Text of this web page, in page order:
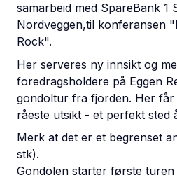
samarbeid med SpareBank 1
Nordveggen,til konferansen
Rock".
Her serveres ny innsikt og
foredragsholdere på Eggen
gondoltur fra fjorden. Her får
råeste utsikt - et perfekt sted
Merk at det er et begrenset
stk).
Gondolen starter første